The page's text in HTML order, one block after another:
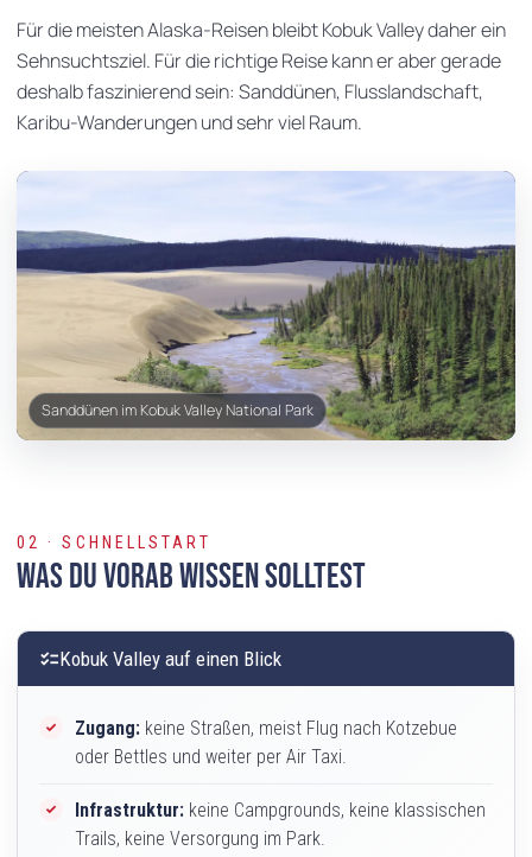
Für die meisten Alaska-Reisen bleibt Kobuk Valley daher ein
Sehnsuchtsziel. Für die richtige Reise kann er aber gerade
deshalb faszinierend sein: Sanddünen, Flusslandschaft,
Karibu-Wanderungen und sehr viel Raum.
Sanddünen im Kobuk Valley National Park
02 · SCHNELLSTART
Was Du vorab wissen solltest
checklistKobuk Valley auf einen Blick
Zugang: keine Straßen, meist Flug nach Kotzebue
oder Bettles und weiter per Air Taxi.
Infrastruktur: keine Campgrounds, keine klassischen
Trails, keine Versorgung im Park.